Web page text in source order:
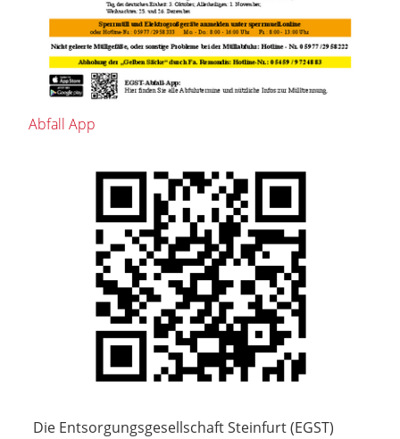
Abfall App
Die Entsorgungsgesellschaft Steinfurt (EGST)